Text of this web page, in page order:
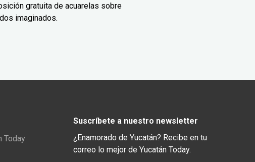
gratuita de acuarelas sobre
imaginados.
Today
Suscríbete a nuestro newsletter
¿Enamorado de Yucatán? Recibe en tu
correo lo mejor de Yucatán Today.